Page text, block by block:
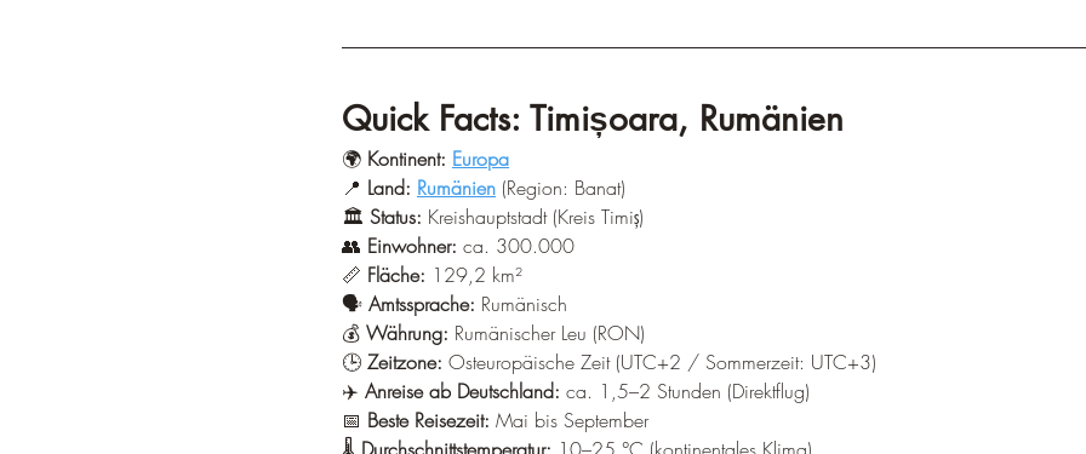
Quick Facts: Timișoara, Rumänien
🌍 Kontinent: Europa
📍 Land: Rumänien (Region: Banat)
🏛️ Status: Kreishauptstadt (Kreis Timiș)
👥 Einwohner: ca. 300.000
📏 Fläche: 129,2 km²
🗣️ Amtssprache: Rumänisch
💰 Währung: Rumänischer Leu (RON)
🕒 Zeitzone: Osteuropäische Zeit (UTC+2 / Sommerzeit: UTC+3)
✈️ Anreise ab Deutschland: ca. 1,5–2 Stunden (Direktflug)
📅 Beste Reisezeit: Mai bis September